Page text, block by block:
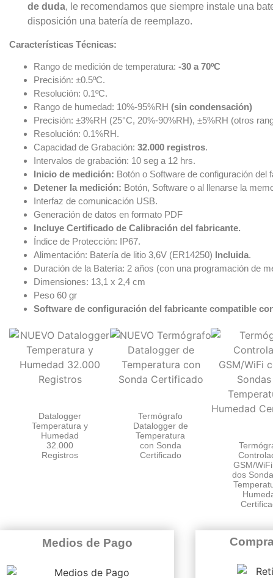
de duda, le recomendamos que siempre instale una
disposición una batería de reemplazo.
Características Técnicas:
Rango de medición de temperatura: -30 a 70ºC
Precisión: ±0.5ºC.
Resolución: 0.1ºC.
Rango de humedad: 10%-95%RH (sin condensación)
Precisión: ±3%RH (25°C, 20%-90%RH), ±5%RH (otros
Resolución: 0.1%RH.
Capacidad de Grabación: 32.000 registros.
Intervalos de grabación: 10 seg a 12 hrs.
Inicio de medición: Botón o Software de configuración del
Detener la medición: Botón, Software o al llenarse la
Interfaz de comunicación USB.
Generación de datos en formato PDF
Incluye Certificado de Calibración del fabricante.
Índice de Protección: IP67.
Alimentación: Batería de litio 3,6V (ER14250) Incluida.
Duración de la Batería: 2 años (con una programación de
Dimensiones: 13,1 x 2,4 cm
Peso 60 gr
Software de configuración del fabricante compatible
Datalogger
Temperatura y
Humedad
32.000
Registros
Termógrafo
Datalogger de
Temperatura
con Sonda
Certificado
GSM/
dos
Medios de Pago